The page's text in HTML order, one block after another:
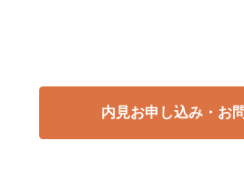
内見お申し込み・お